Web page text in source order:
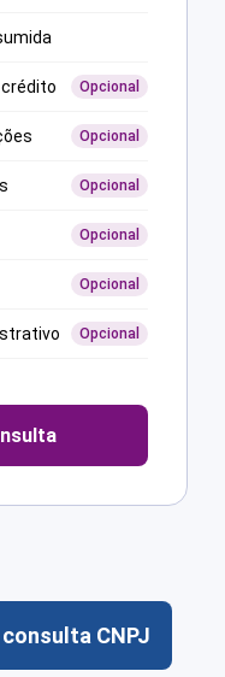
Opcional
Opcional
Opcional
Opcional
Opcional
Opcional
CNPJ